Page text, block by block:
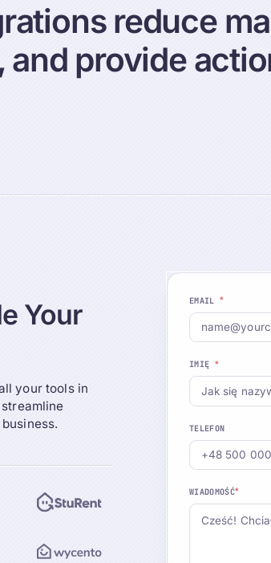
reduce
provide
Your
your tools in
EMAIL *
IMIĘ *
TELEFON
WIADOMOŚĆ*